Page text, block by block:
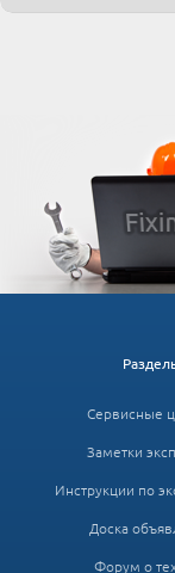
Сервисные
Заметки
Инструкции по
Доска
Форум о